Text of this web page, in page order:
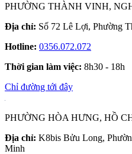
PHƯỜNG THÀNH VINH,
Địa chỉ: Số 72 Lê Lợi, Phường
Hotline: 0356.072.072
Thời gian làm việc: 8h30 - 18h
Chỉ đường tới đây
PHƯỜNG HÒA HƯNG, HỒ
Địa chỉ: K8bis Bửu Long,
Minh